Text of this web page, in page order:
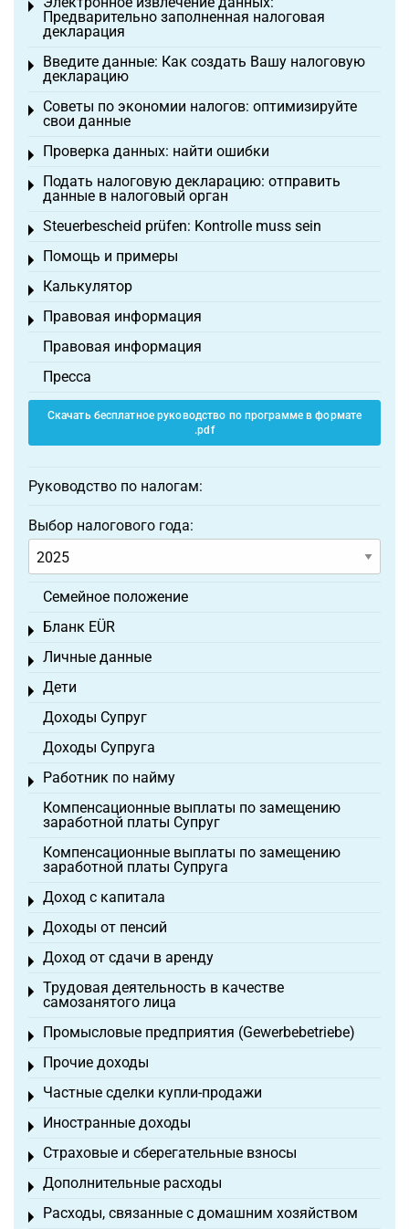
Предварительно заполненная налоговая
декларация
Toggle menu
Введите данные: Как создать Вашу налоговую
декларацию
Toggle menu
Советы по экономии налогов: оптимизируйте
свои данные
Toggle menu
Проверка данных: найти ошибки
Toggle menu
Подать налоговую декларацию: отправить
данные в налоговый орган
Toggle menu
Steuerbescheid prüfen: Kontrolle muss sein
Toggle menu
Помощь и примеры
Toggle menu
Калькулятор
Toggle menu
Правовая информация
Toggle menu
Правовая информация
Пресса
Скачать бесплатное руководство по программе в формате
.pdf
Руководство по налогам:
Выбор налогового года:
Семейное положение
Бланк EÜR
Toggle menu
Личные данные
Toggle menu
Дети
Toggle menu
Доходы Супруг
Доходы Супруга
Работник по найму
Toggle menu
Компенсационные выплаты по замещению
заработной платы Супруг
Компенсационные выплаты по замещению
заработной платы Супруга
Доход с капитала
Toggle menu
Доходы от пенсий
Toggle menu
Доход от сдачи в аренду
Toggle menu
Трудовая деятельность в качестве
самозанятого лица
Toggle menu
Промысловые предприятия (Gewerbebetriebe)
Toggle menu
Прочие доходы
Toggle menu
Частные сделки купли-продажи
Toggle menu
Иностранные доходы
Toggle menu
Страховые и сберегательные взносы
Toggle menu
Дополнительные расходы
Toggle menu
Расходы, связанные с домашним хозяйством
Toggle menu